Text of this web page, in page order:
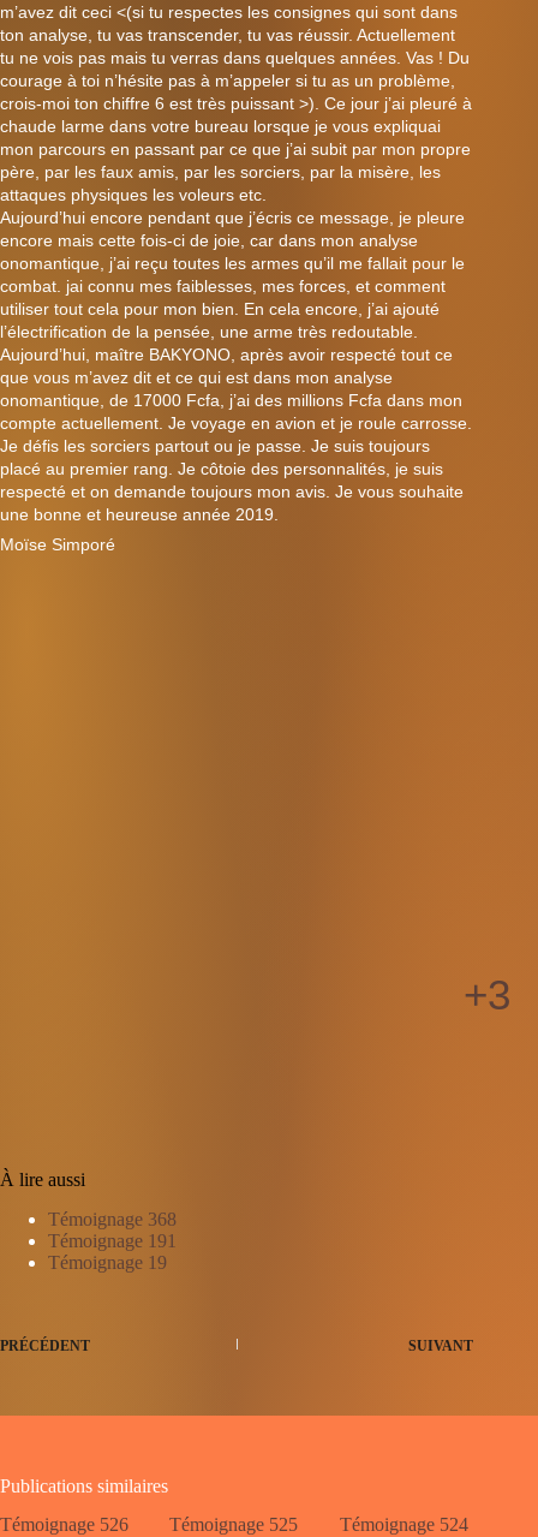
m’avez dit ceci <(si tu respectes les consignes qui sont dans
ton analyse, tu vas transcender, tu vas réussir. Actuellement
tu ne vois pas mais tu verras dans quelques années. Vas ! Du
courage à toi n’hésite pas à m’appeler si tu as un problème,
crois-moi ton chiffre 6 est très puissant >). Ce jour j’ai pleuré à
chaude larme dans votre bureau lorsque je vous expliquai
mon parcours en passant par ce que j’ai subit par mon propre
père, par les faux amis, par les sorciers, par la misère, les
attaques physiques les voleurs etc.
Aujourd’hui encore pendant que j’écris ce message, je pleure
encore mais cette fois-ci de joie, car dans mon analyse
onomantique, j’ai reçu toutes les armes qu’il me fallait pour le
combat. jai connu mes faiblesses, mes forces, et comment
utiliser tout cela pour mon bien. En cela encore, j’ai ajouté
l’électrification de la pensée, une arme très redoutable.
Aujourd’hui, maître BAKYONO, après avoir respecté tout ce
que vous m’avez dit et ce qui est dans mon analyse
onomantique, de 17000 Fcfa, j’ai des millions Fcfa dans mon
compte actuellement. Je voyage en avion et je roule carrosse.
Je défis les sorciers partout ou je passe. Je suis toujours
placé au premier rang. Je côtoie des personnalités, je suis
respecté et on demande toujours mon avis. Je vous souhaite
une bonne et heureuse année 2019.
Moïse Simporé
+3
À lire aussi
Témoignage 368
Témoignage 191
Témoignage 19
PRÉCÉDENT SUIVANT
Publications similaires
Témoignage 526
Témoignage 525
Témoignage 524